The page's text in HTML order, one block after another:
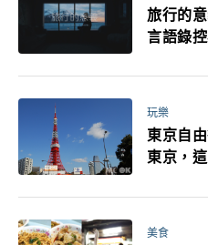
旅行的
言語錄
玩樂
東京自
東京，
美食